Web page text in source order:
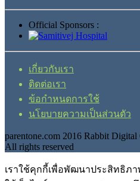
Official Sponsors :
เกี่ยวกับเรา
ติดต่อเรา
ข้อกำหนดการใช้
นโยบายความเป็นส่วนตัว
parentone.com 2016 Rabbit
All rights reserved
เราใช้คุกกี้เพื่อพัฒนาประสิทธิภ